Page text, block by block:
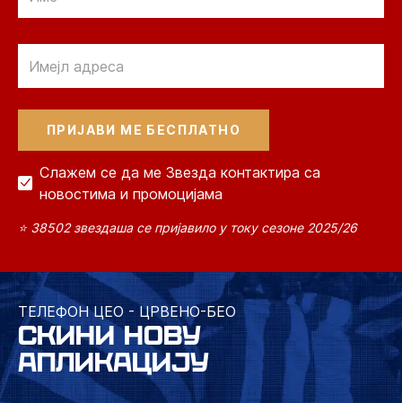
Слажем се да ме Звезда контактира са
новостима и промоцијама
⭐ 38502 звездаша се пријавило у току сезоне 2025/26
ТЕЛЕФОН ЦЕО - ЦРВЕНО-БЕО
СКИНИ НОВУ
АПЛИКАЦИЈУ